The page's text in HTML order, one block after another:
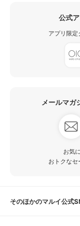
公式
アプリ限定
メールマガ
お気
おトクなセ
そのほかのマルイ公式